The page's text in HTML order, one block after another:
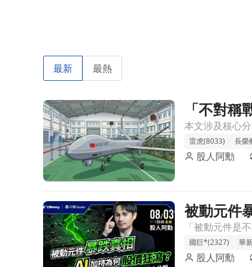
最新 最熱
前往「不對稱戰力」發威！2026 最新台灣無人
「不對
本文涉及核心
雷虎(8033)
長榮
股人阿勳
前往被動元件暴跌真相！AI加持為何股價狂瀉？
被動元件
國巨*(2327)
華
股人阿勳